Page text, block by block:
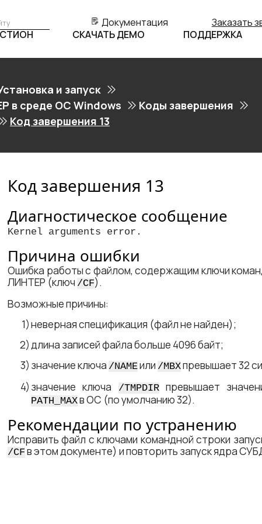
Документация Заказать
СКАЧАТЬ ДЕМО ПОДДЕРЖКА
и запуск
в среде ОС Windows
Коды завершения
Код завершения 13
Код завершения 13
Диагностическое сообщение
Kernel arguments error.
Причина ошибки
Ошибка работы с файлом, содержащим ключи
ЛИНТЕР (ключ /CF).
Возможные причины:
неверная спецификация (файл не найден);
длина записей файла больше 4096 байт;
значение ключа /NAMEили /MBXпревышает 32
значение ключа
/TMPDIRпревышает
PATH_MAXв ОС (по умолчанию 32).
Рекомендации по устранению
Исправить файл с ключами командной строки
/CF в этом документе) и повторить запуск ядра